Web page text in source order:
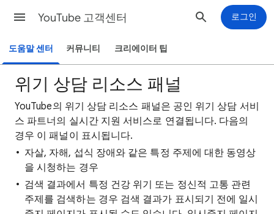
YouTube 고객센터 로그인
도움말 센터 커뮤니티 크리에이터 팁
위기 상담 리소스 패널
YouTube의 위기 상담 리소스 패널은 공인 위기 상담 서비
스 파트너의 실시간 지원 서비스로 연결됩니다. 다음의
경우 이 패널이 표시됩니다.
자살, 자해, 섭식 장애와 같은 특정 주제에 대한 동영상
을 시청하는 경우
검색 결과에서 특정 건강 위기 또는 정신적 고통 관련
주제를 검색하는 경우 검색 결과가 표시되기 전에 일시